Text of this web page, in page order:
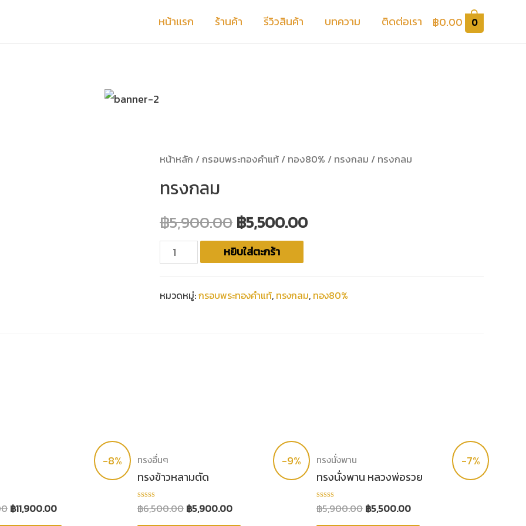
หน้าเเรก ร้านค้า รีวิวสินค้า บทความ ติดต่อเรา ฿0.00 0
หน้าหลัก /กรอบพระทองคำแท้ / ทอง80% / ทรงกลม / ทรงกลม
ทรงกลม
฿5,900.00฿5,500.00
หยิบใส่ตะกร้า
หมวดหมู่:กรอบพระทองคำแท้, ทรงกลม, ทอง80%
-8%
฿11,900.00
-9%
ทรงอื่นๆ
ทรงข้าวหลามตัด
ให้
คะแนน
฿6,500.00 ฿5,900.00
-7%
ทรงนั่งพาน
ทรงนั่งพาน หลวงพ่อรวย
ให้
คะแนน
฿5,900.00 ฿5,500.00